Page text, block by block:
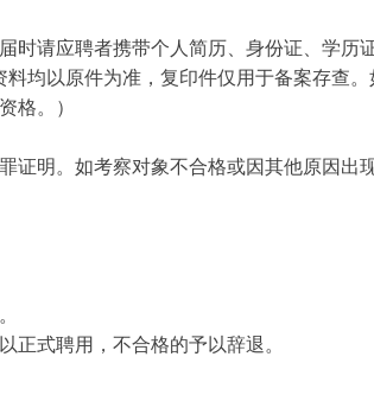
时请应聘者携带个人简历、身份证、学历
均以原件为准，复印件仅用于备案存查
格。）
证明。如考察对象不合格或因其他原因出
正式聘用，不合格的予以辞退。